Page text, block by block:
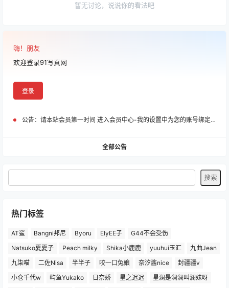
暂无讨论，说说你的看法吧
嗨！朋友
欢迎登录91写真网
登录
公告： 请本站会员第一时间 进入会员中心-我的设置中为您的账号绑定邮箱!
全部公告
热门标签
AT鲨 Bangni邦尼 Byoru ElyEE子
G44不会受伤
Natsuko夏夏子
Peach milky Shika小鹿鹿 yuuhui玉汇
九曲Jean
九柒喵
二佐Nisa 半半子 咬一口兔娘 奈汐酱nice
封疆疆v
小仓千代w
屿鱼Yukako 日奈娇 星之迟迟
星澜是澜澜叫澜妹呀